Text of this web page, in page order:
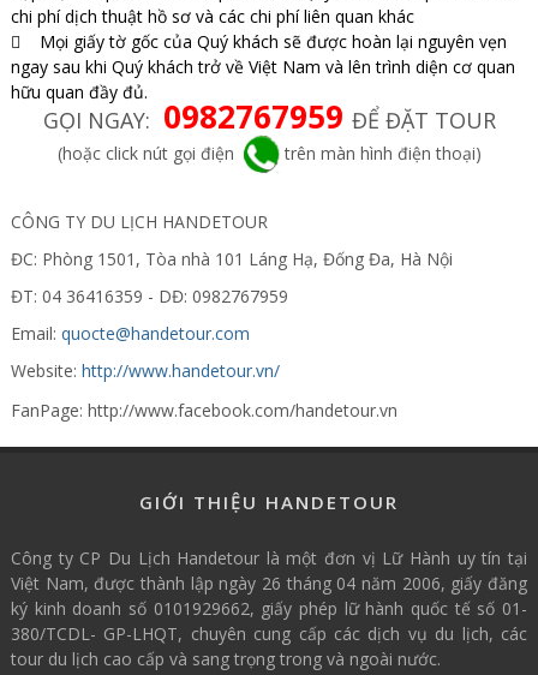
chi phí dịch thuật hồ sơ và các chi phí liên quan khác
 Mọi giấy tờ gốc của Quý khách sẽ được hoàn lại nguyên vẹn
ngay sau khi Quý khách trở về Việt Nam và lên trình diện cơ quan
hữu quan đầy đủ.
GỌI NGAY: 0982767959 ĐỂ ĐẶT TOUR
(hoặc click nút gọi điện trên màn hình điện thoại)
CÔNG TY DU LỊCH HANDETOUR
ĐC: Phòng 1501, Tòa nhà 101 Láng Hạ, Đống Đa, Hà Nội
ĐT: 04 36416359 - DĐ: 0982767959
Email: quocte@handetour.com
Website: http://www.handetour.vn/
FanPage: http://www.facebook.com/handetour.vn
GIỚI THIỆU HANDETOUR
Công ty CP Du Lịch Handetour là một đơn vị Lữ Hành uy tín tại
Việt Nam, được thành lập ngày 26 tháng 04 năm 2006, giấy đăng
ký kinh doanh số 0101929662, giấy phép lữ hành quốc tế số 01-
380/TCDL- GP-LHQT, chuyên cung cấp các dịch vụ du lịch, các
tour du lịch cao cấp và sang trọng trong và ngoài nước.